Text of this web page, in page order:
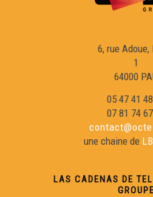
Libre 45 : Chaucidas
Libre 46 : L'astronòm
Libre 48 : Oeuvres
6, rue Adoue,
1
64000
05 47 41
07 81 74
une chaine de
LAS CADENAS DE
GROUPE